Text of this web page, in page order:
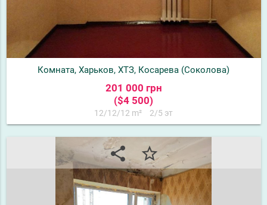
Комната, Харьков, ХТЗ, Косарева (Соколова)
201 000 грн
($4 500)
12/12/12 m² 2/5 эт
share star_border